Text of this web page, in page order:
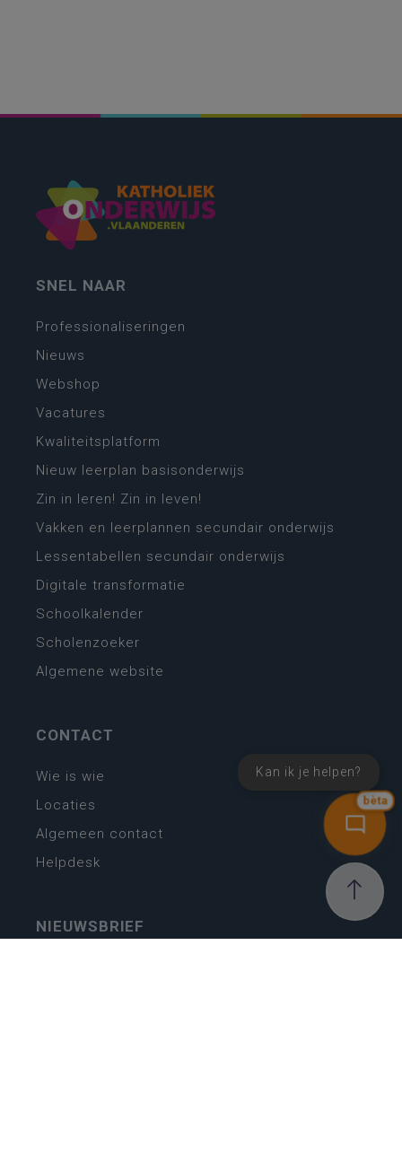
bèta
Kan ik je helpen?
SNEL NAAR
Professionaliseringen
Nieuws
Webshop
Vacatures
Kwaliteitsplatform
Nieuw leerplan basisonderwijs
Zin in leren! Zin in leven!
Vakken en leerplannen secundair onderwijs
Lessentabellen secundair onderwijs
Digitale transformatie
Schoolkalender
Scholenzoeker
Algemene website
CONTACT
Wie is wie
Locaties
Algemeen contact
Helpdesk
NIEUWSBRIEF